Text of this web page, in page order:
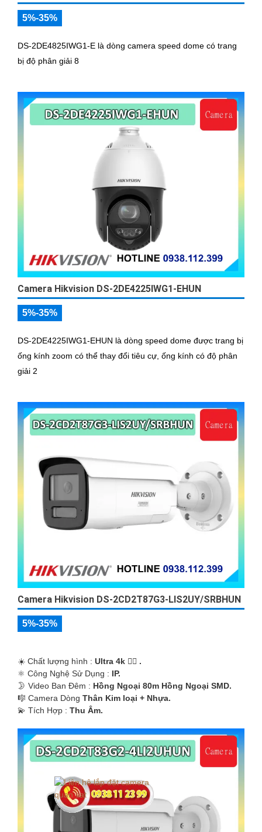
5%-35%
DS-2DE4825IWG1-E là dòng camera speed dome có trang
bị độ phân giải 8
Camera Hikvision DS-2DE4225IWG1-EHUN
5%-35%
DS-2DE4225IWG1-EHUN là dòng speed dome được trang bị
ống kính zoom có thể thay đổi tiêu cự, ống kính có độ phân
giải 2
Camera Hikvision DS-2CD2T87G3-LIS2UY/SRBHUN
5%-35%
☀️ Chất lượng hình : Ultra 4k 👍🏾 .
⚛️ Công Nghệ Sử Dụng : IP.
🌛 Video Ban Đêm : Hồng Ngoại 80m Hồng Ngoại SMD.
🎼️ Camera Dòng Thân Kim loại + Nhựa.
️💫 Tích Hợp : Thu Âm.